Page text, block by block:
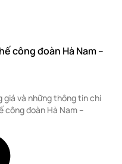
công đoàn Hà Nam –
giá và những thông tin chi
công đoàn Hà Nam –